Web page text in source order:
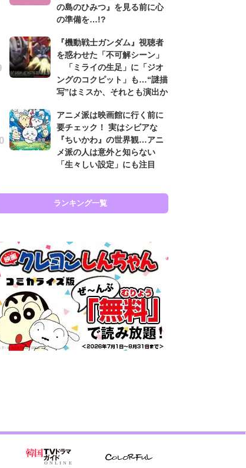
の島のひみつ』を見る前に心
の準備を…!?
『機動戦士ガンダム』視聴者
を惑わせた「不可解シーン」
「ミライの生足」に「ジオ
ングのコクピット」も…“謎描
写”はミスか、それとも演出か
アニメ派は映画館に行く前に
要チェック！ 実はシビアな
『ちいかわ』の世界観…アニ
メ派の人は意外と知らない
「生々しい設定」にも注目
ランキング一覧